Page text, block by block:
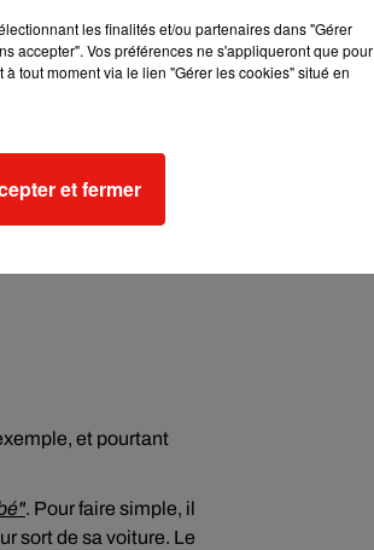
et pourtant
. Pour faire simple, il
sort de sa voiture. Le
les finalités et/ou partenaires dans "Gérer
accepter". Vos préférences ne s'appliqueront que pour
tout moment via le lien "Gérer les cookies" situé en
et fermer